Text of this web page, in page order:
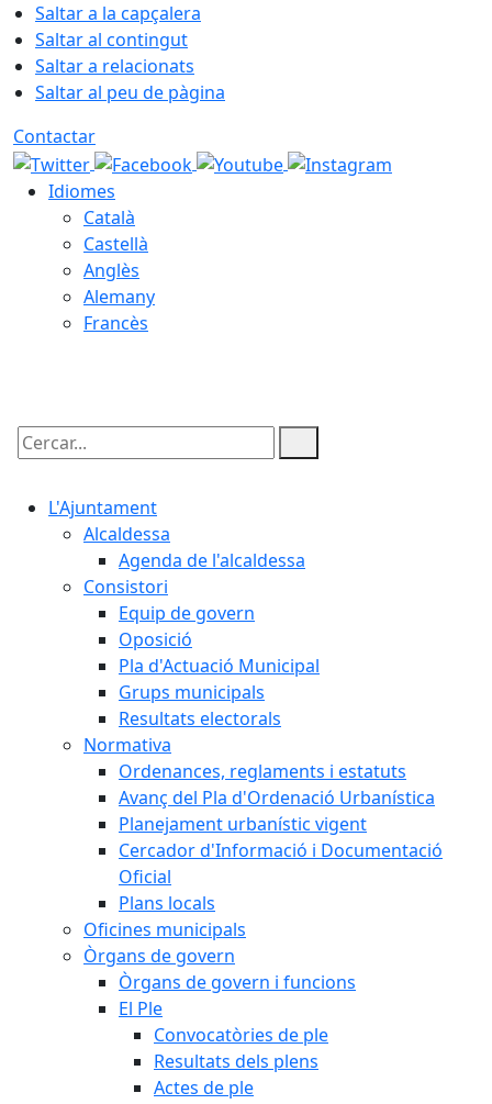
Saltar a la capçalera
Saltar al contingut
Saltar a relacionats
Saltar al peu de pàgina
Contactar
Idiomes
Català
Castellà
Anglès
Alemany
Francès
Cercar:
L'Ajuntament
Alcaldessa
Agenda de l'alcaldessa
Consistori
Equip de govern
Oposició
Pla d'Actuació Municipal
Grups municipals
Resultats electorals
Normativa
Ordenances, reglaments i estatuts
Avanç del Pla d'Ordenació Urbanística
Planejament urbanístic vigent
Cercador d'Informació i Documentació
Oficial
Plans locals
Oficines municipals
Òrgans de govern
Òrgans de govern i funcions
El Ple
Convocatòries de ple
Resultats dels plens
Actes de ple